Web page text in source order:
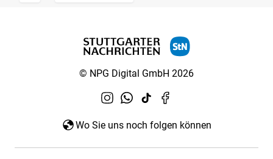
© NPG Digital GmbH 2026
Wo Sie uns noch folgen können